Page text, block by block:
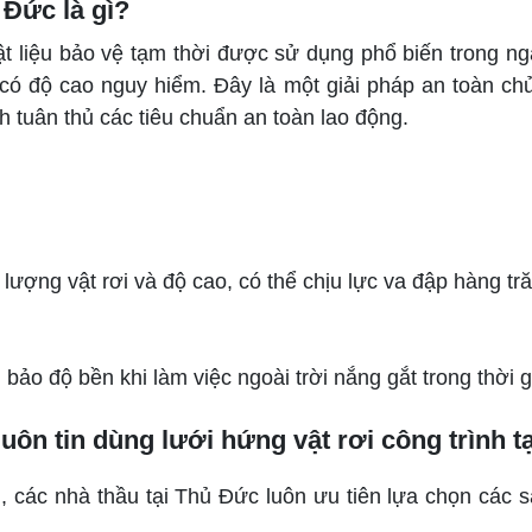
là gì?
liệu bảo vệ tạm thời được sử dụng phổ biến trong
độ cao nguy hiểm. Đây là một giải pháp an toàn
tuân thủ các tiêu chuẩn an toàn lao động.
vật rơi và độ cao, có thể chịu lực va đập hàng
độ bền khi làm việc ngoài trời nắng gắt trong thời
tin dùng lưới hứng vật rơi công trình
các nhà thầu tại Thủ Đức luôn ưu tiên lựa chọn các